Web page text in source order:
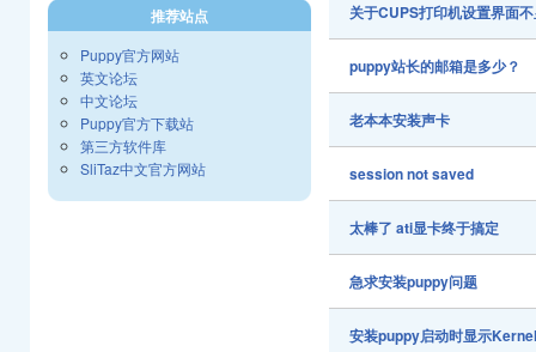
关于CUPS打印机设置界面
puppy站长的邮箱是多少？
老本本安装声卡
session not saved
太棒了 ati显卡终于搞定
急求安装puppy问题
安装puppy启动时显示
推荐站点
Puppy官方网站
英文论坛
中文论坛
Puppy官方下载站
第三方软件库
SliTaz中文官方网站